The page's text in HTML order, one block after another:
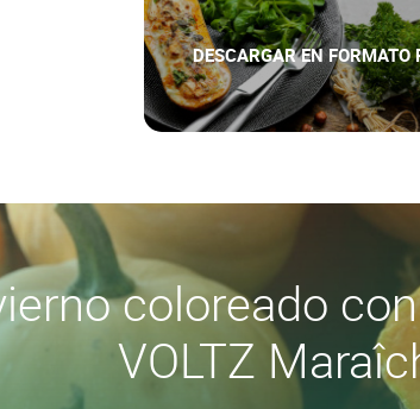
DESCARGAR EN FORMATO
coloreado
VOLTZ